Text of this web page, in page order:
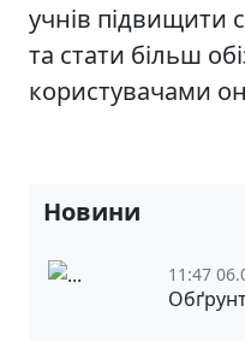
учнів підвищити
та стати більш
користувачами
Новини
11:47